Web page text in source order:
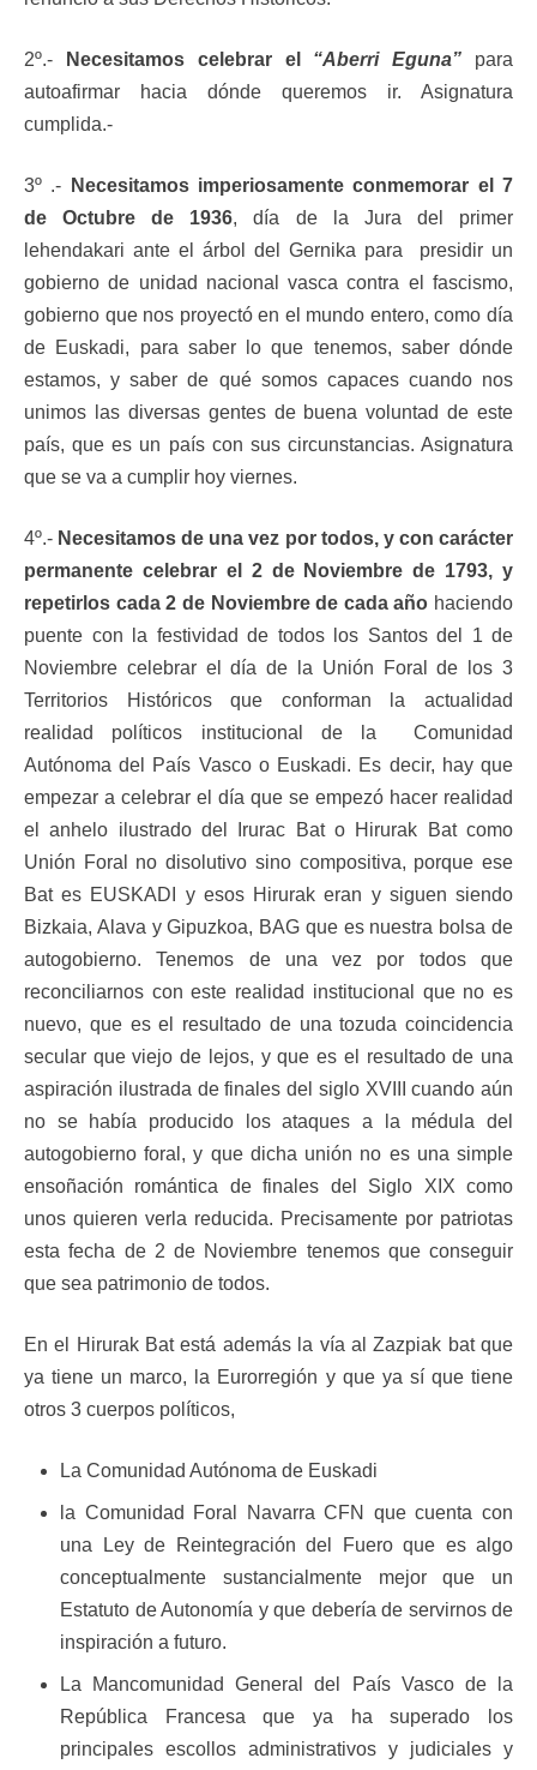
2º.- Necesitamos celebrar el “Aberri Eguna” para
autoafirmar hacia dónde queremos ir. Asignatura
cumplida.-
3º .-
Necesitamos imperiosamente conmemorar el 7
de Octubre de 1936, día de la Jura del primer
lehendakari ante el árbol del Gernika para presidir un
gobierno de unidad nacional vasca contra el fascismo,
gobierno que nos proyectó en el mundo entero, como día
de Euskadi, para saber lo que tenemos, saber dónde
estamos, y saber de qué somos capaces cuando nos
unimos las diversas gentes de buena voluntad de este
país, que es un país con sus circunstancias. Asignatura
que se va a cumplir hoy viernes.
4º.- Necesitamos de una vez por todos, y con carácter
permanente celebrar el 2 de Noviembre de 1793, y
repetirlos cada 2 de Noviembre de cada año haciendo
puente con la festividad de todos los Santos del 1 de
Noviembre celebrar el día de la Unión Foral de los 3
Territorios Históricos que conforman la actualidad
realidad políticos institucional de la Comunidad
Autónoma del País Vasco o Euskadi. Es decir, hay que
empezar a celebrar el día que se empezó hacer realidad
el anhelo ilustrado del Irurac Bat o Hirurak Bat como
Unión Foral no disolutivo sino compositiva, porque ese
Bat es EUSKADI y esos Hirurak eran y siguen siendo
Bizkaia, Alava y Gipuzkoa, BAG que es nuestra bolsa de
autogobierno. Tenemos de una vez por todos que
reconciliarnos con este realidad institucional que no es
nuevo, que es el resultado de una tozuda coincidencia
secular que viejo de lejos, y que es el resultado de una
aspiración ilustrada de finales del siglo XVIII cuando aún
no se había producido los ataques a la médula del
autogobierno foral, y que dicha unión no es una simple
ensoñación romántica de finales del Siglo XIX como
unos quieren verla reducida. Precisamente por patriotas
esta fecha de 2 de Noviembre tenemos que conseguir
que sea patrimonio de todos.
En el Hirurak Bat está además la vía al Zazpiak bat que
ya tiene un marco, la Eurorregión y que ya sí que tiene
otros 3 cuerpos políticos,
La Comunidad Autónoma de Euskadi
la Comunidad Foral Navarra CFN que cuenta con
una Ley de Reintegración del Fuero que es algo
conceptualmente sustancialmente mejor que un
Estatuto de Autonomía y que debería de servirnos de
inspiración a futuro.
La Mancomunidad General del País Vasco de la
República Francesa que ya ha superado los
principales escollos administrativos y judiciales y